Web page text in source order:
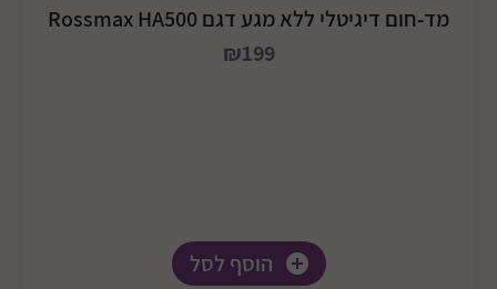
מד-חום דיגיטלי ללא מגע דגם Rossmax HA500
₪199
הוסף לסל